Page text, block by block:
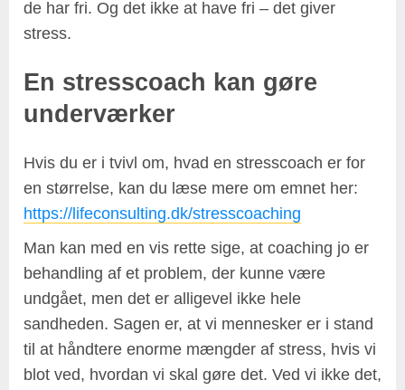
de har fri. Og det ikke at have fri – det giver
stress.
En stresscoach kan gøre
underværker
Hvis du er i tvivl om, hvad en stresscoach er for
en størrelse, kan du læse mere om emnet her:
https://lifeconsulting.dk/stresscoaching
Man kan med en vis rette sige, at coaching jo er
behandling af et problem, der kunne være
undgået, men det er alligevel ikke hele
sandheden. Sagen er, at vi mennesker er i stand
til at håndtere enorme mængder af stress, hvis vi
blot ved, hvordan vi skal gøre det. Ved vi ikke det,